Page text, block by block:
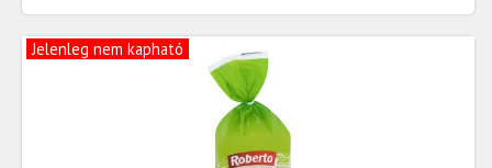
Jelenleg nem kapható